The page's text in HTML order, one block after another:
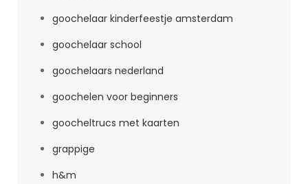
goochelaar kinderfeestje amsterdam
goochelaar school
goochelaars nederland
goochelen voor beginners
goocheltrucs met kaarten
grappige
h&m